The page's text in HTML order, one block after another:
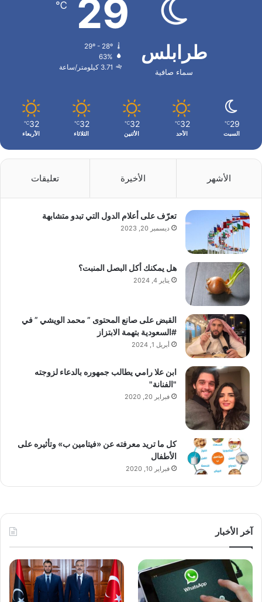
طرابلس
سماء صافية
29
℃
29º - 28º
63%
3.71 كيلومتر/ساعة
29
℃
السبت
32
℃
الأحد
32
℃
الأثنين
32
℃
الثلاثاء
32
℃
الأربعاء
الأشهر الأخيرة تعليقات
تعرّف على أعلام الدول التي تبدو متشابهة
ديسمبر 20, 2023
هل يمكنك أكل البصل المنبت؟
يناير 4, 2024
القبض على صانع المحتوى ” محمد الويشي ” في
#السعودية بتهمة الابتزاز
أبريل 1, 2024
ابن علا رامي يطالب جمهوره بالدعاء لزوجته
"الفنانة"
فبراير 20, 2020
كل ما تريد معرفته عن «فيتامين ب» وتأثيره على
الأطفال
فبراير 10, 2020
آخر الأخبار